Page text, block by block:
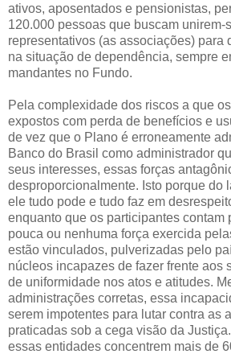
ativos, aposentados e pensionistas,
120.000 pessoas que buscam unirem-
representativos (as associações) para
na situação de dependência, sempre
mandantes no Fundo.
Pela complexidade dos riscos a que
expostos com perda de benefícios e
de vez que o Plano é erroneamente
Banco do Brasil como administrador
seus interesses, essas forças
desproporcionalmente. Isto porque do
ele tudo pode e tudo faz em
enquanto que os participantes contam
pouca ou nenhuma força exercida
estão vinculados, pulverizadas pelo
núcleos incapazes de fazer frente aos
de uniformidade nos atos e atitudes.
administrações corretas, essa
serem impotentes para lutar contra as
praticadas sob a cega visão da
essas entidades concentrem mais de